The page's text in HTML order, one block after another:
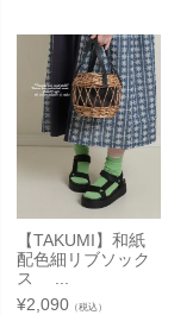
【TAKUMI】和紙
配色細リブソック
ス ...
¥2,090 （税込）